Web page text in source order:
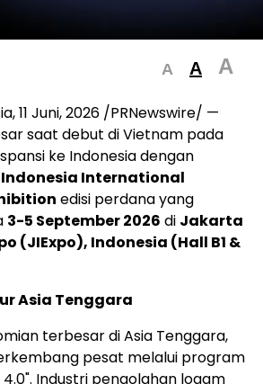
A A A
,11 Juni, 2026 /PRNewswire/ —
saat debut di Vietnam pada
ke Indonesia dengan
Indonesia International
edisi perdana yang
3-5 September 2026 di Jakarta
(JIExpo), Indonesia (Hall B1 &
Asia Tenggara
terbesar di Asia Tenggara,
pesat melalui program
Industri pengolahan logam